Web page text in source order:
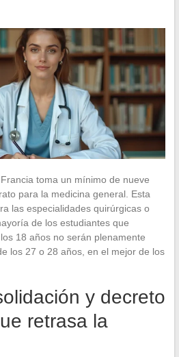
toma un mínimo de nueve
para la medicina general. Esta
las especialidades quirúrgicas o
de los estudiantes que
18 años no serán plenamente
los 27 o 28 años, en el mejor de los
y decreto
retrasa la